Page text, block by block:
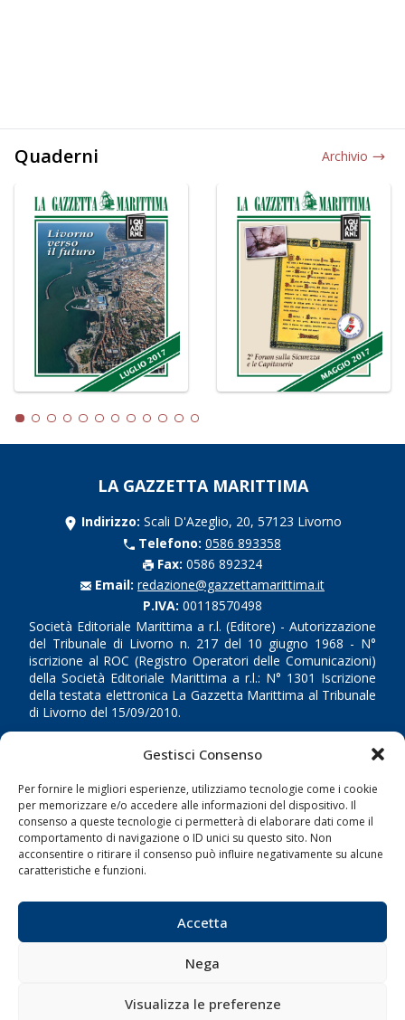
Gestisci Consenso
Per fornire le migliori esperienze, utilizziamo tecnologie come i cookie
per memorizzare e/o accedere alle informazioni del dispositivo. Il
consenso a queste tecnologie ci permetterà di elaborare dati come il
comportamento di navigazione o ID unici su questo sito. Non
acconsentire o ritirare il consenso può influire negativamente su alcune
caratteristiche e funzioni.
Accetta
Nega
Visualizza le preferenze
Quaderni Archivio
LA GAZZETTA MARITTIMA
Indirizzo: Scali D'Azeglio, 20, 57123 Livorno
Telefono: 0586 893358
Fax: 0586 892324
Email: redazione@gazzettamarittima.it
P.IVA: 00118570498
Società Editoriale Marittima a r.l. (Editore) - Autorizzazione
del Tribunale di Livorno n. 217 del 10 giugno 1968 - N°
iscrizione al ROC (Registro Operatori delle Comunicazioni)
della Società Editoriale Marittima a r.l.: N° 1301 Iscrizione
della testata elettronica La Gazzetta Marittima al Tribunale
di Livorno del 15/09/2010.
LINK
Shipping
Porti/Interporti
Trasporti
Sostenibilità
Compagnie di Navigazione
Blue economy
Chi siamo